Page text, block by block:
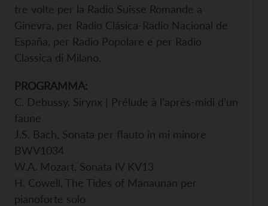
tre volte per la Radio Suisse Romande a
Ginevra, per Radio Clásica-Radio Nacional de
España, per Radio Popolare e per Radio
Classica di Milano.
PROGRAMMA:
C. Debussy, Sirynx | Prélude à l’après-midi d’un
faune
J.S. Bach, Sonata per flauto in mi minore
BWV1034
W.A. Mozart, Sonata IV KV13
H. Cowell, The Tides of Manaunan per
pianoforte solo